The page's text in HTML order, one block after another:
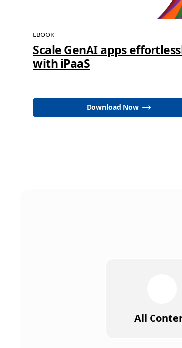
EBOOK
Scale GenAI apps
with iPaaS
Download Now
All